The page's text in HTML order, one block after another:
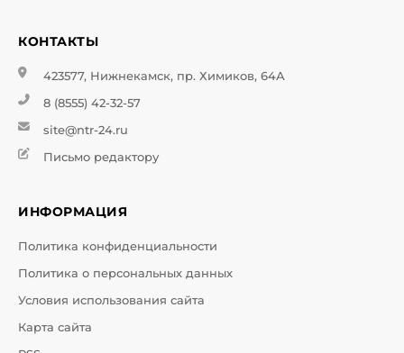
КОНТАКТЫ
423577, Нижнекамск, пр. Химиков, 64А
8 (8555) 42-32-57
site@ntr-24.ru
Письмо редактору
ИНФОРМАЦИЯ
Политика конфиденциальности
Политика о персональных данных
Условия использования сайта
Карта сайта